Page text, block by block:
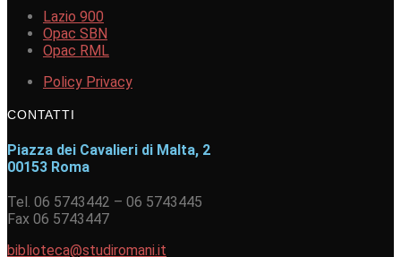
Lazio 900
Opac SBN
Opac RML
Policy Privacy
CONTATTI
Piazza dei Cavalieri di Malta, 2
00153 Roma
Tel. 06 5743442 – 06 5743445
Fax 06 5743447
biblioteca@studiromani.it